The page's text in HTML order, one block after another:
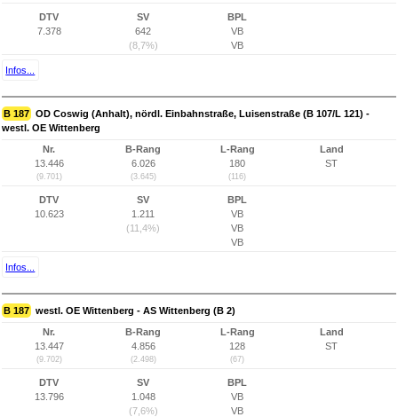
DTV
7.378
SV
642
(8,7%)
BPL
VB
VB
Infos...
B 187 OD Coswig (Anhalt), nördl. Einbahnstraße, Luisenstraße (B 107/L 121) -
westl. OE Wittenberg
Nr.
13.446
(9.701)
B-Rang
6.026
(3.645)
L-Rang
180
(116)
Land
ST
DTV
10.623
SV
1.211
(11,4%)
BPL
VB
VB
VB
Infos...
B 187 westl. OE Wittenberg - AS Wittenberg (B 2)
Nr.
13.447
(9.702)
B-Rang
4.856
(2.498)
L-Rang
128
(67)
Land
ST
DTV
13.796
SV
1.048
(7,6%)
BPL
VB
VB